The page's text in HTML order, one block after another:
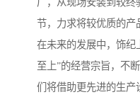
厂，从现场安装到较
节，力求将较优质的产
在未来的发展中，饰纪
至上”的经营宗旨，不
们将借助更先进的生产